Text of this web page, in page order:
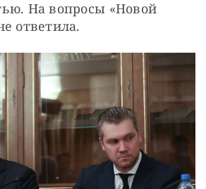
На вопросы «Новой
ответила.